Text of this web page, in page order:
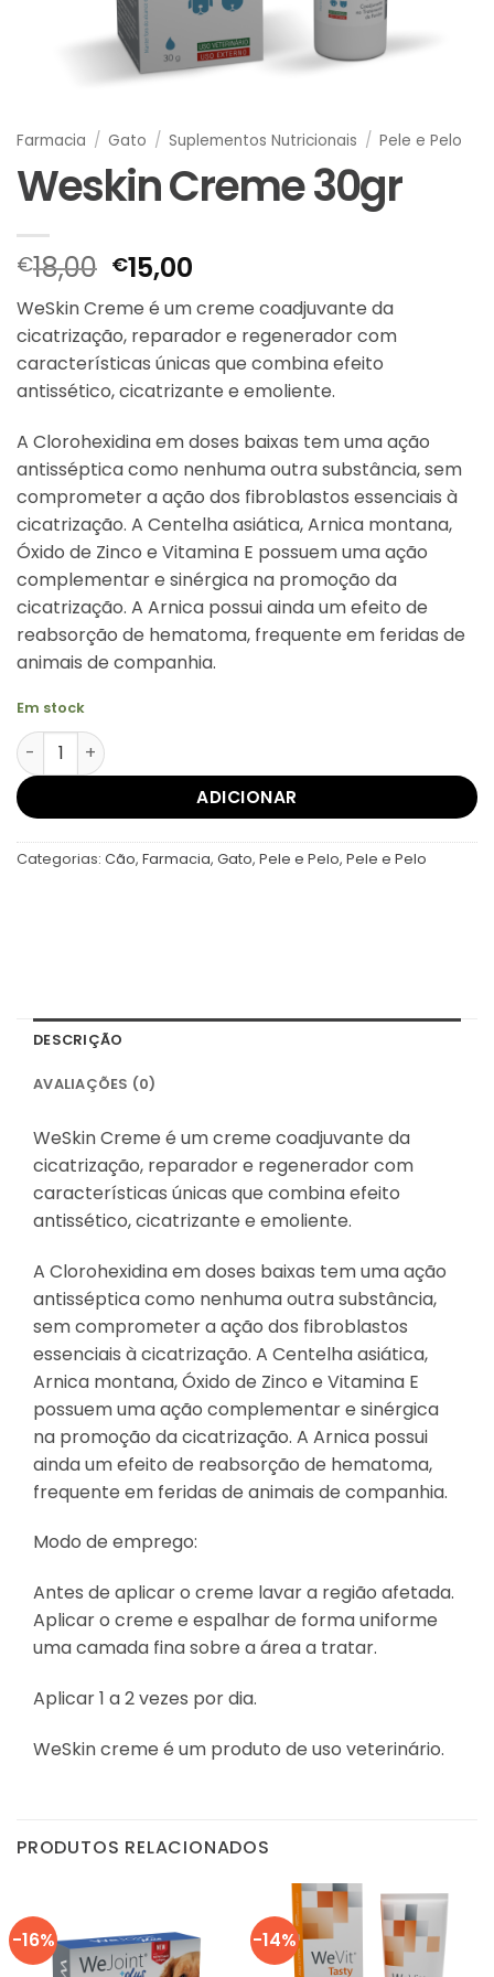
Farmacia / Gato / Suplementos Nutricionais / Pele e Pelo
Weskin Creme 30gr
€18,00 O
preço
original
era:
€18,00.
€15,00
atual
é:
€15,00.
WeSkin Creme é um creme coadjuvante da
cicatrização, reparador e regenerador com
características únicas que combina efeito
antissético, cicatrizante e emoliente.
A Clorohexidina em doses baixas tem uma ação
antisséptica como nenhuma outra substância, sem
comprometer a ação dos fibroblastos essenciais à
cicatrização. A Centelha asiática, Arnica montana,
Óxido de Zinco e Vitamina E possuem uma ação
complementar e sinérgica na promoção da
cicatrização. A Arnica possui ainda um efeito de
reabsorção de hematoma, frequente em feridas de
animais de companhia.
Em stock
Quantidade de Weskin Creme 30gr
ADICIONAR
Categorias: Cão, Farmacia, Gato, Pele e Pelo, Pele e Pelo
DESCRIÇÃO
AVALIAÇÕES (0)
WeSkin Creme é um creme coadjuvante da
cicatrização, reparador e regenerador com
características únicas que combina efeito
antissético, cicatrizante e emoliente.
A Clorohexidina em doses baixas tem uma ação
antisséptica como nenhuma outra substância,
sem comprometer a ação dos fibroblastos
essenciais à cicatrização. A Centelha asiática,
Arnica montana, Óxido de Zinco e Vitamina E
possuem uma ação complementar e sinérgica
na promoção da cicatrização. A Arnica possui
ainda um efeito de reabsorção de hematoma,
frequente em feridas de animais de companhia.
Modo de emprego:
Antes de aplicar o creme lavar a região afetada.
Aplicar o creme e espalhar de forma uniforme
uma camada fina sobre a área a tratar.
Aplicar 1 a 2 vezes por dia.
WeSkin creme é um produto de uso veterinário.
PRODUTOS RELACIONADOS
-16% -14%